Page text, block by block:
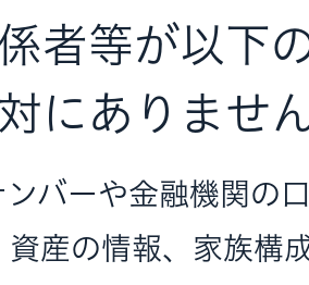
者等が以下
にありませ
ンバーや金融機関の
資産の情報、家族構